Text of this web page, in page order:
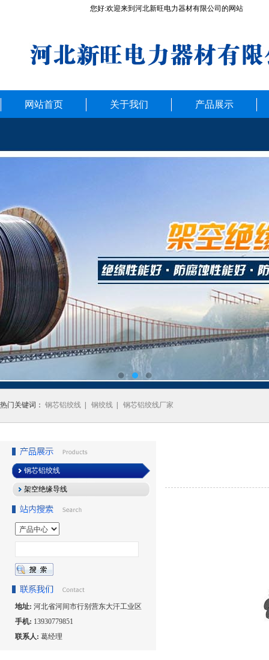
您好:欢迎来到河北新旺电力器材有限公司的网站
网站首页 关于我们 产品展示
热门关键词： 钢芯铝绞线 钢绞线 钢芯铝绞线厂家
钢芯铝绞线
架空绝缘导线
地址: 河北省河间市行别营东大汗工业区
手机: 13930779851
联系人: 葛经理